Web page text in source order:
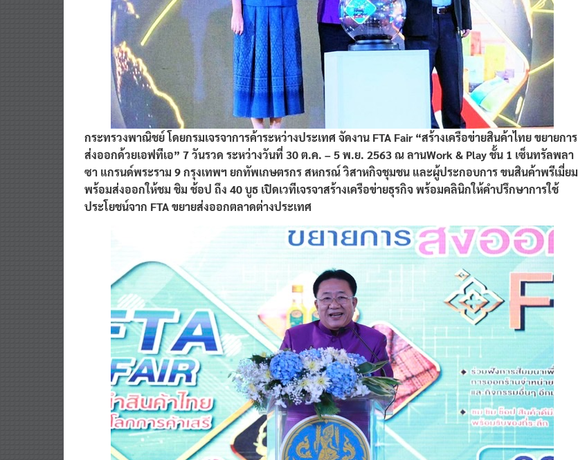
กระทรวงพาณิชย์ โดยกรมเจรจาการค้าระหว่างประเทศ จัดงาน FTA Fair “สร้างเครือข่ายสินค้าไทย ขยายการ
ส่งออกด้วยเอฟทีเอ” 7 วันรวด ระหว่างวันที่ 30 ต.ค. – 5 พ.ย. 2563 ณ ลานWork & Play ชั้น 1 เซ็นทรัลพลา
ซา แกรนด์พระราม 9 กรุงเทพฯ ยกทัพเกษตรกร สหกรณ์ วิสาหกิจชุมชน และผู้ประกอบการ ขนสินค้าพรีเมี่ยม
พร้อมส่งออกให้ชม ชิม ช้อป ถึง 40 บูธ เปิดเวทีเจรจาสร้างเครือข่ายธุรกิจ พร้อมคลินิกให้คำปรึกษาการใช้
ประโยชน์จาก FTA ขยายส่งออกตลาดต่างประเทศ